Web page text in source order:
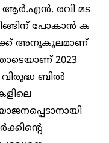
ര​വി മ​ട​
പോ​കാ​ൻ ക​
അ​നു​കൂ​ല​മാ​ണ്
2023
ബിൽ